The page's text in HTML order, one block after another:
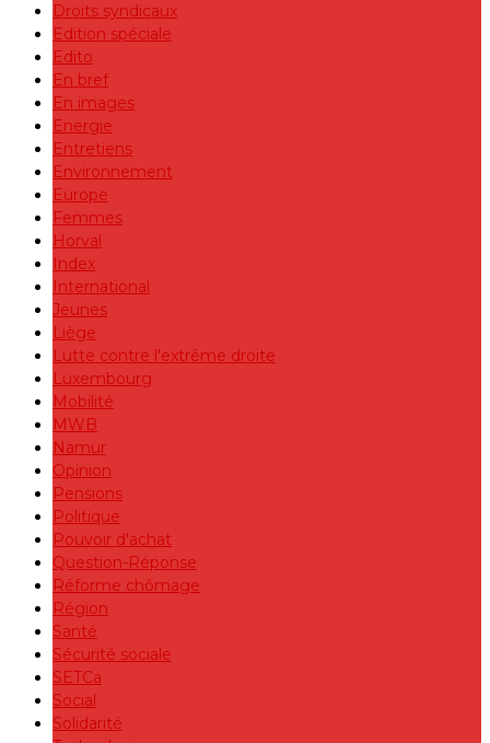
Droits syndicaux
Edition spéciale
Edito
En bref
En images
Energie
Entretiens
Environnement
Europe
Femmes
Horval
Index
International
Jeunes
Liège
Lutte contre l'extrême droite
Luxembourg
Mobilité
MWB
Namur
Opinion
Pensions
Politique
Pouvoir d'achat
Question-Réponse
Réforme chômage
Région
Santé
Sécurité sociale
SETCa
Social
Solidarité